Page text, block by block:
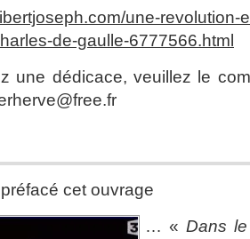
une-revolution-
de-gaulle-6777566.html
une dédicace, veuillez le
cet ouvrage
… « Dans